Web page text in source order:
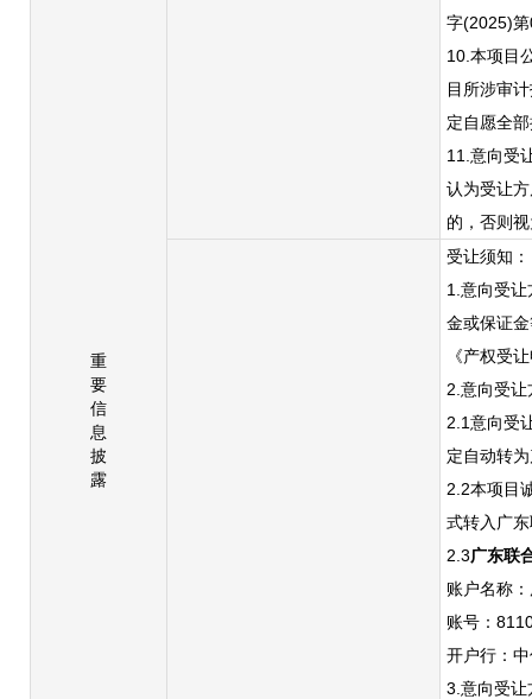
重
要
信
息
披
露
字(2025)
10.本项目
目所涉审
定自愿全
11.意向受
认为受让
的，否则
受让须知：
1.意向受
金或保证金
《产权受
2.意向受
2.1意向受
定自动转
2.2本项目
式转入广
2.3广东联
账户名称
账号：
开户行：
3.意向受让